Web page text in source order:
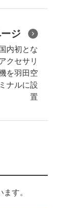
ジ
内初とな
クセサリ
を羽田空
ナルに設
置
す。